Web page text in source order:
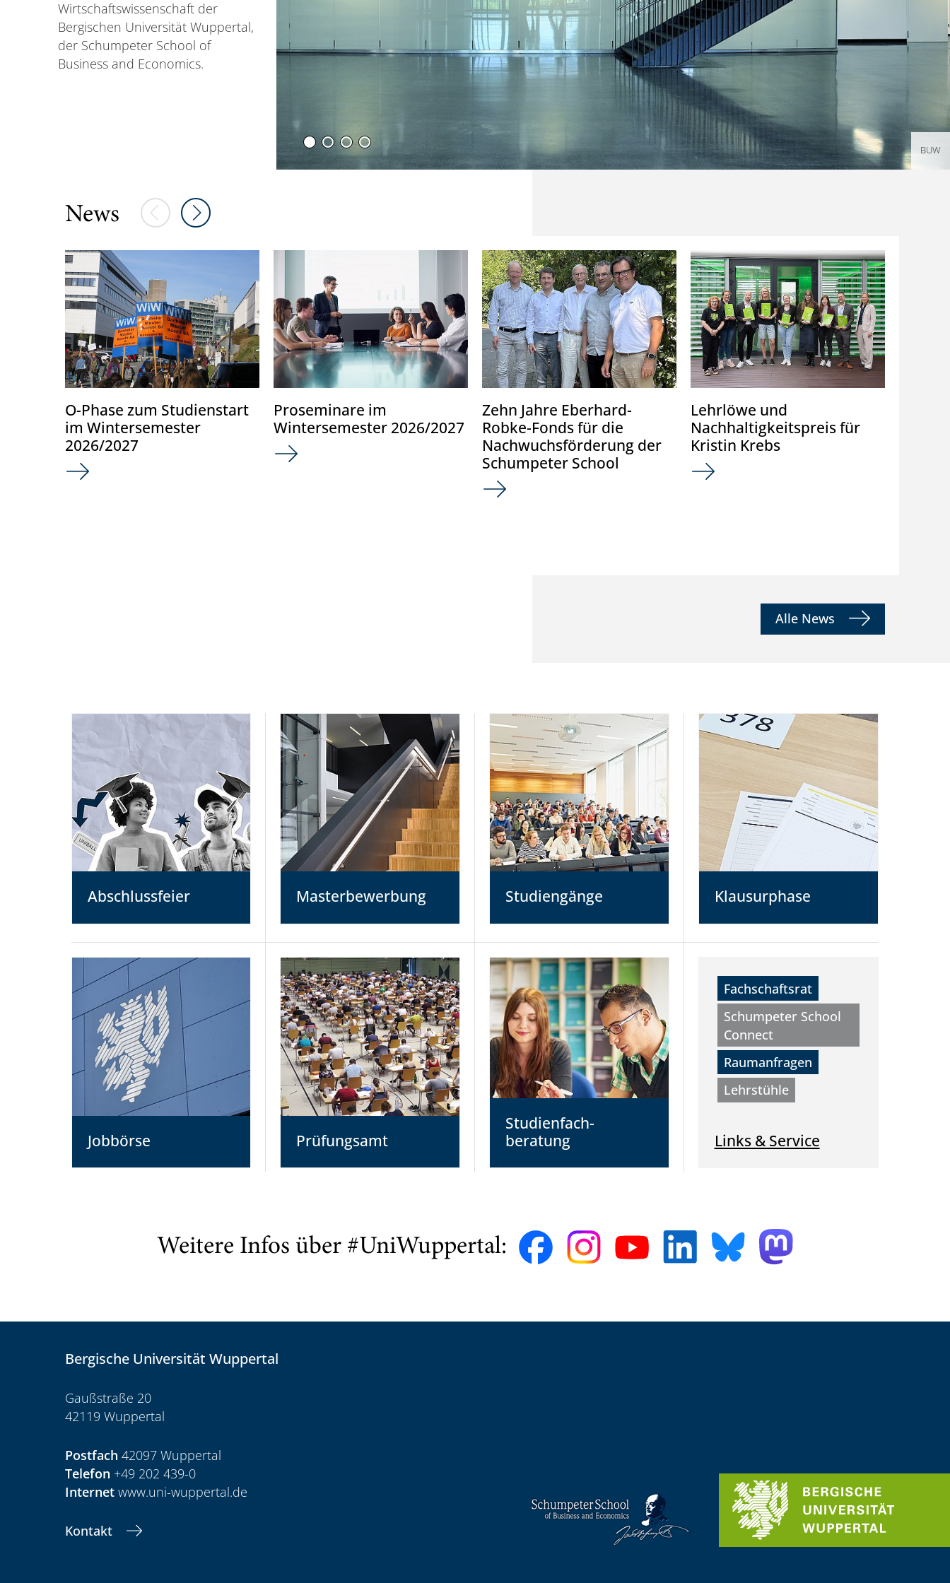
Rüdiger Nehmzow
Wirtschaftswissenschaft der
Bergischen Universität Wuppertal,
der Schumpeter School of
Business and Economics.
News Vorherige Elemente
Nächste Elemente
O-Phase zum Studienstart
im Wintersemester
2026/2027
Proseminare im
Wintersemester 2026/2027
Zehn Jahre Eberhard-
Robke-Fonds für die
Nachwuchsförderung der
Schumpeter School
Lehrlöwe und
Nachhaltigkeitspreis für
Kristin Krebs
Alle News
Abschlussfeier Masterbewerbung Studiengänge Klausurphase
Jobbörse Prüfungsamt
Studienfach­
beratung
Fachschaftsrat
Schumpeter School
Connect
Raumanfragen
Lehrstühle
Links & Service
Weitere Infos über #UniWuppertal:
Bergische Universität Wuppertal
Gaußstraße 20
42119 Wuppertal
Postfach 42097 Wuppertal
Telefon +49 202 439-0
Internet www.uni-wuppertal.de
Kontakt